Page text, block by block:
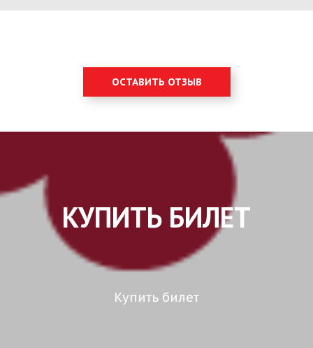
ОСТАВИТЬ ОТЗЫВ
КУПИТЬ БИЛЕТ
Купить билет